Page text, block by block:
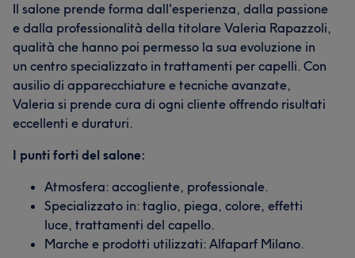
Il salone prende forma dall'esperienza, dalla passione
e dalla professionalità della titolare Valeria Rapazzoli,
qualità che hanno poi permesso la sua evoluzione in
un centro specializzato in trattamenti per capelli. Con
ausilio di apparecchiature e tecniche avanzate,
Valeria si prende cura di ogni cliente offrendo risultati
eccellenti e duraturi.
I punti forti del salone:
Atmosfera: accogliente, professionale.
Specializzato in: taglio, piega, colore, effetti
luce, trattamenti del capello.
Marche e prodotti utilizzati: Alfaparf Milano.